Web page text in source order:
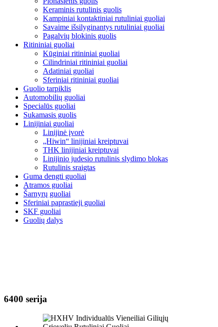
Keraminis rutulinis guolis
Kampiniai kontaktiniai rutuliniai guoliai
Savaime išsilyginantys rutuliniai guoliai
Pagalvių blokinis guolis
Ritininiai guoliai
Kūginiai ritininiai guoliai
Cilindriniai ritininiai guoliai
Adatiniai guoliai
Sferiniai ritininiai guoliai
Guolio tarpiklis
Automobilių guoliai
Specialūs guoliai
Sukamasis guolis
Linijiniai guoliai
Linijinė įvorė
„Hiwin“ linijiniai kreiptuvai
THK linijiniai kreiptuvai
Linijinio judesio rutulinis slydimo blokas
Rutulinis sraigtas
Guma dengti guoliai
Atramos guoliai
Šarnyrų guoliai
Sferiniai paprastieji guoliai
SKF guoliai
Guolių dalys
6400 serija